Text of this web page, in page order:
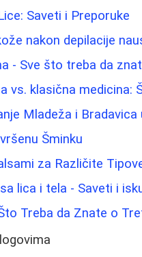
Saveti i Preporuke
nakon depilacije
- Sve što treba da
vs. klasična medicina:
Mladeža i
Šminku
za Različite
lica i tela - Saveti i
Treba da Znate o